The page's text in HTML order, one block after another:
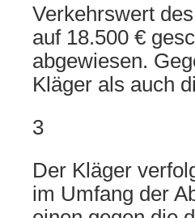
Verkehrswert
auf 18.500 €
abgewiesen.
Kläger als auch
3
Der Kläger
im Umfang der